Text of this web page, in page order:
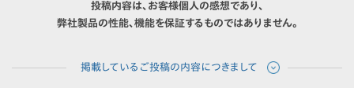
投稿内容は、お客様個人の感想であり、
弊社製品の性能、機能を保証するものではありません。